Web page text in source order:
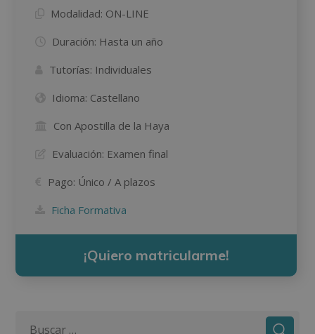
Modalidad: ON-LINE
Duración: Hasta un año
Tutorías: Individuales
Idioma: Castellano
Con Apostilla de la Haya
Evaluación: Examen final
Pago: Único / A plazos
Ficha Formativa
¡Quiero matricularme!